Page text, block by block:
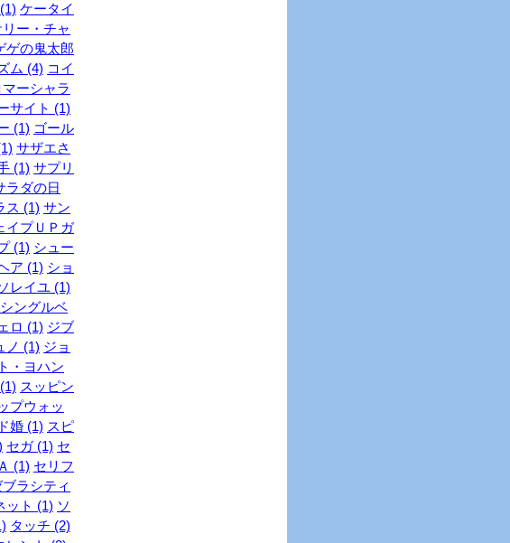
ケータイ
ー・チャ
ゲの鬼太郎
ム (4) コイ
マーシャラ
サイト (1)
(1) ゴール
サザエさ
(1) サプリ
ラダの日
ス (1) サン
イプＵＰガ
(1) シュー
ア (1) ショ
レイユ (1)
シングルベ
ロ (1) ジブ
ノ (1) ジョ
・ヨハン
スッピン
プウォッ
婚 (1) スピ
セガ (1) セ
(1) セリフ
ブラシティ
ット (1) ソ
タッチ (2)